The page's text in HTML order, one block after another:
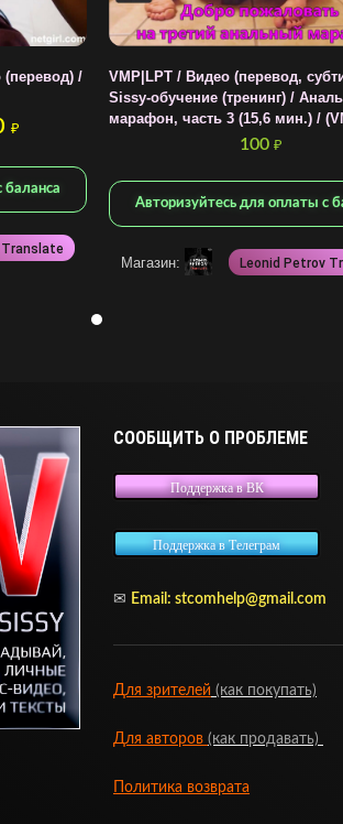
(перевод) /
₽
баланса
Translate
VMP|LPT / Видео (перевод,
Sissy-обучение (тренинг) /
марафон, часть 3 (15,6 мин.) /
100₽
Авторизуйтесь для оплаты с
Магазин: Leonid Petrov
СООБЩИТЬ О ПРОБЛЕМЕ
Поддержка в ВК
Поддержка в Телеграм
✉ Email: stcomhelp@gmail.com
Для зрителей (как покупать)
Для авторов (как продавать)
Политика возврата